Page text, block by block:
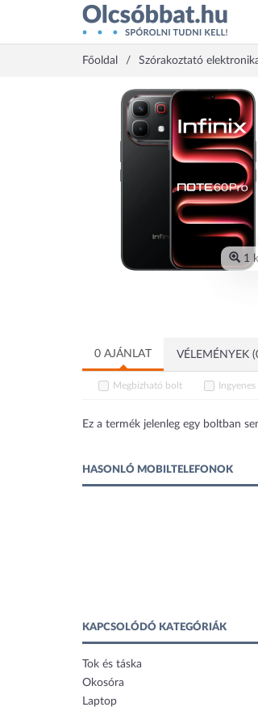
Főoldal Szórakoztató
1
0 AJÁNLAT VÉLEMÉNYEK
Megbízható bolt
Ez a termék jelenleg egy boltban
HASONLÓ MOBILTELEFONOK
KAPCSOLÓDÓ KATEGÓRIÁK
Tok és táska
Okosóra
Laptop